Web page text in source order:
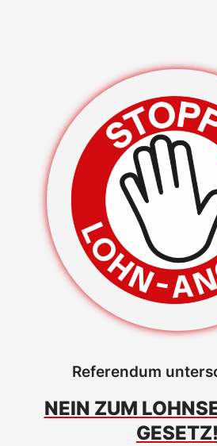
Referendum
NEIN ZUM
GESETZ!